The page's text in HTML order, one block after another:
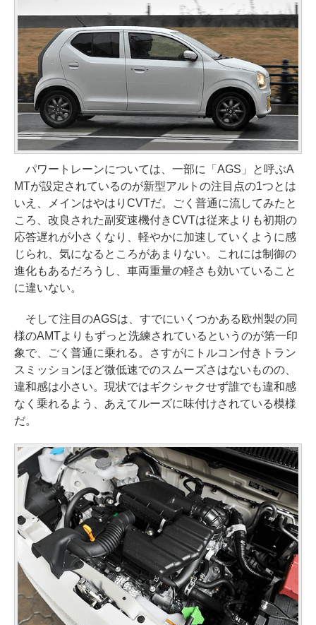
パワートレーンについては、一部に「AGS」と呼ぶA
MTが設定されているのが新型アルトの注目点の1つとは
いえ、メインはやはりCVTだ。ごく普通に流してみたと
ころ、改良された副変速機付きCVTは従来よりも初期の
応答遅れが小さくなり、軽やかに加速していくように感
じられ、気になるところがあまりない。これには制御の
進化もあるだろうし、車両重量の軽さも効いていること
に違いない。
そして注目のAGSは、すでにいくつかある欧州製の同
様のAMTよりもずっと洗練されているというのが第一印
象で、ごく普通に乗れる。さすがにトルコン付きトラン
スミッションほど微低速でのスムーズさはないものの、
違和感は小さい。現状ではギクシャクせず誰でも違和感
なく乗れるよう、あえてルーズに味付けされている模様
だ。